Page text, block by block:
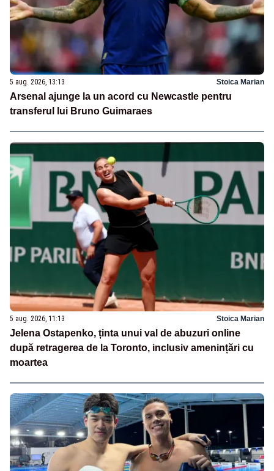
5 aug. 2026, 13:13 Stoica Marian
Arsenal ajunge la un acord cu Newcastle pentru
transferul lui Bruno Guimaraes
5 aug. 2026, 11:13 Stoica Marian
Jelena Ostapenko, ținta unui val de abuzuri online
după retragerea de la Toronto, inclusiv amenințări cu
moartea